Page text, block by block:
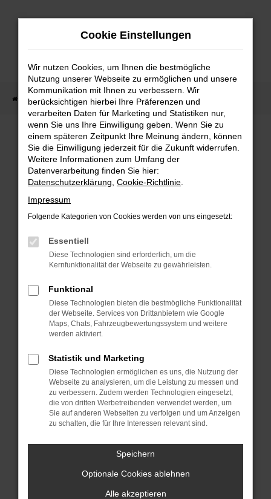
Zum
Startseite Fahrzeug Showroom Fahrzeugbestand
FAHRZEUGBESTAND
Bei Neuwagen Autoland finden Sie eine große
Auswahl an Marken und Modellen.
FEHLER: NETWORK
ERROR
Beim Laden ist ein Fehler aufgetreten.
Hier sind ein paar Tipps, die dir helfen
können:
Überprüfe deine Firewall und deine
Internetverbindung.
Laden andere Webseiten, zum Beispiel
deine Suchmaschine?
Prüfe deine Browsererweiterungen.
Manche Erweiterungen, wie
Werbeblocker, können das Laden
bestimmter Seiten verhindern.
Funktioniert die Seite in einem anderen
Browser oder in einem privaten Fenster?
Cookie Einstellungen
Wir nutzen Cookies, um Ihnen die bestmögliche
Nutzung unserer Webseite zu ermöglichen und unsere
Kommunikation mit Ihnen zu verbessern. Wir
berücksichtigen hierbei Ihre Präferenzen und
verarbeiten Daten für Marketing und Statistiken nur,
wenn Sie uns Ihre Einwilligung geben. Wenn Sie zu
einem späteren Zeitpunkt Ihre Meinung ändern, können
Sie die Einwilligung jederzeit für die Zukunft widerrufen.
Weitere Informationen zum Umfang der
Datenverarbeitung finden Sie hier:
Datenschutzerklärung Cookie-Richtlinie
Impressum
Folgende Kategorien von Cookies werden von uns eingesetzt:
Essentiell
Diese Technologien sind erforderlich, um die
Kernfunktionalität der Webseite zu gewährleisten.
Funktional
Diese Technologien bieten die bestmögliche Funktionalität
der Webseite. Services von Drittanbietern wie Google
Maps, Chats, Fahrzeugbewertungssystem und weitere
werden aktiviert.
Statistik und Marketing
Diese Technologien ermöglichen es uns, die Nutzung der
Webseite zu analysieren, um die Leistung zu messen und
zu verbessern. Zudem werden Technologien eingesetzt,
die von dritten Werbetreibenden verwendet werden, um
Sie auf anderen Webseiten zu verfolgen und um Anzeigen
zu schalten, die für Ihre Interessen relevant sind.
Speichern
Optionale Cookies ablehnen
Alle akzeptieren